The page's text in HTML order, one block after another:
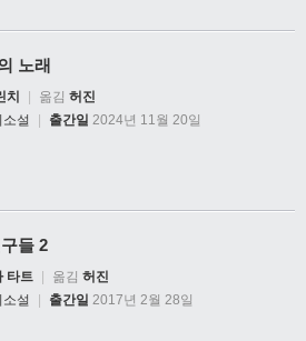
노래
치 옮김 허진
소설 | 출간일 2024년 11월 20일
들 2
타트 | 옮김 허진
소설 | 출간일 2017년 2월 28일